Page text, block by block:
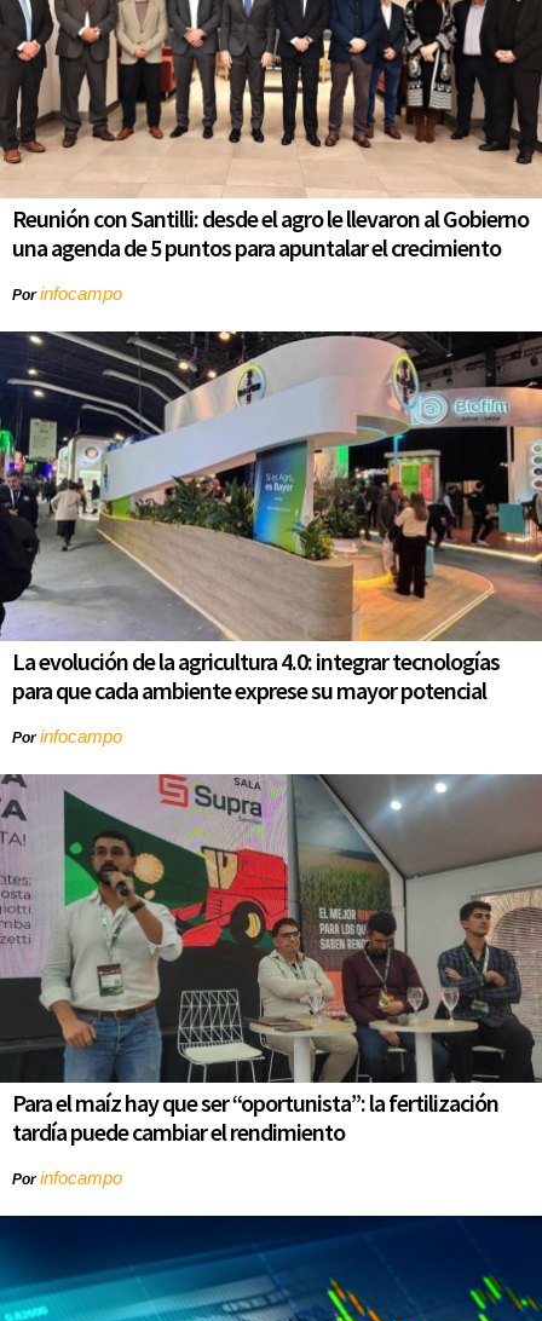
Reunión con Santilli: desde el agro le llevaron al Gobierno
una agenda de 5 puntos para apuntalar el crecimiento
Porinfocampo
La evolución de la agricultura 4.0: integrar tecnologías
para que cada ambiente exprese su mayor potencial
Porinfocampo
Para el maíz hay que ser “oportunista”: la fertilización
tardía puede cambiar el rendimiento
Porinfocampo